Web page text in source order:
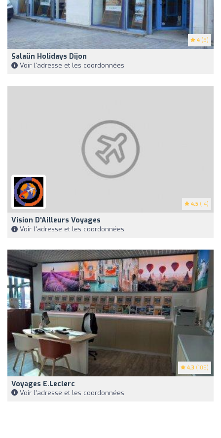
4 (5)
Salaün Holidays Dijon
Voir l'adresse et les coordonnées
4.5 (14)
Vision D'Ailleurs Voyages
Voir l'adresse et les coordonnées
4.3 (108)
Voyages E.Leclerc
Voir l'adresse et les coordonnées